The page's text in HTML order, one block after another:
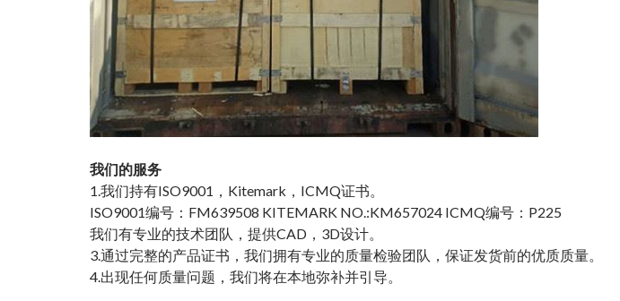
我们的服务
1.我们持有ISO9001，Kitemark，ICMQ证书。
ISO9001编号：FM639508 KITEMARK NO.:KM657024 ICMQ编号：P225
我们有专业的技术团队，提供CAD，3D设计。
3.通过完整的产品证书，我们拥有专业的质量检验团队，保证发货前的优质质量。
4.出现任何质量问题，我们将在本地弥补并引导。